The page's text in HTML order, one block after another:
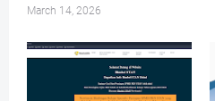
March 14, 2026